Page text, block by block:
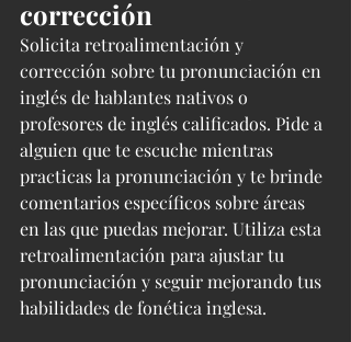
corrección
Solicita retroalimentación y
corrección sobre tu pronunciación en
inglés de hablantes nativos o
profesores de inglés calificados. Pide a
alguien que te escuche mientras
practicas la pronunciación y te brinde
comentarios específicos sobre áreas
en las que puedas mejorar. Utiliza esta
retroalimentación para ajustar tu
pronunciación y seguir mejorando tus
habilidades de fonética inglesa.